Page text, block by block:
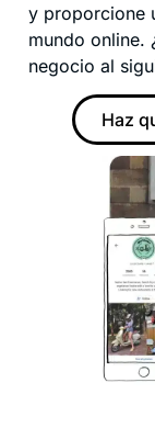
y proporcione
mundo online.
negocio al
Haz